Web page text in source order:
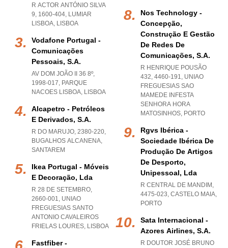
R ACTOR ANTÓNIO SILVA
9, 1600-404, LUMIAR
LISBOA, LISBOA
Vodafone Portugal -
Comunicações
Pessoais, S.a.
AV DOM JOÃO II 36 8º,
1998-017, PARQUE
NACOES LISBOA, LISBOA
Alcapetro - Petróleos
E Derivados, S.a.
R DO MARUJO, 2380-220,
BUGALHOS ALCANENA,
SANTAREM
Ikea Portugal - Móveis
E Decoração, Lda
R 28 DE SETEMBRO,
2660-001, UNIAO
FREGUESIAS SANTO
ANTONIO CAVALEIROS
FRIELAS LOURES, LISBOA
Fastfiber -
Nos Technology -
Concepção,
Construção E Gestão
De Redes De
Comunicações, S.a.
R HENRIQUE POUSÃO
432, 4460-191, UNIAO
FREGUESIAS SAO
MAMEDE INFESTA
SENHORA HORA
MATOSINHOS, PORTO
Rgvs Ibérica -
Sociedade Ibérica De
Produção De Artigos
De Desporto,
Unipessoal, Lda
R CENTRAL DE MANDIM,
4475-023, CASTELO MAIA,
PORTO
Sata Internacional -
Azores Airlines, S.a.
R DOUTOR JOSÉ BRUNO